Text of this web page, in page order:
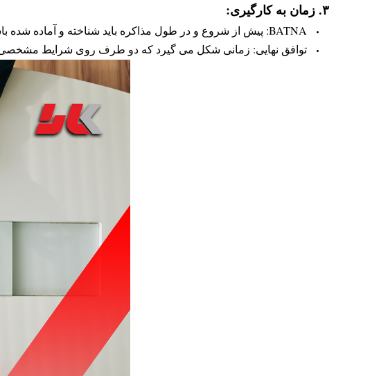
۳. زمان به کارگیری:
BATNA: پیش از شروع و در طول مذاکره باید شناخته و آماده شده باشد؛ قرار نیست مذاکره را حتماً به توافق برساند.
توافق نهایی: زمانی شکل می گیرد که دو طرف روی شرایط مشخصی